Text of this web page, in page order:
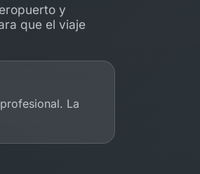
y
que el viaje
La